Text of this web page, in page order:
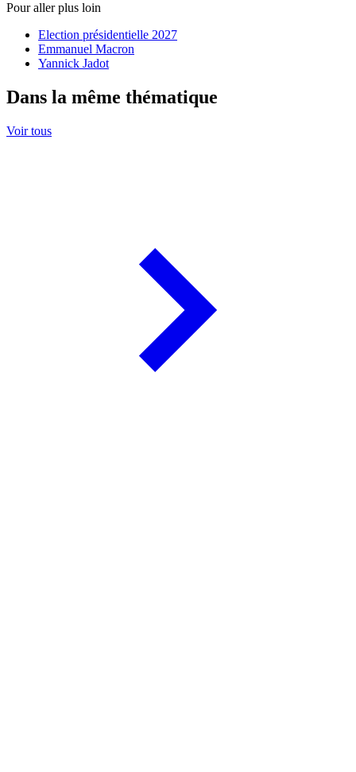
Pour aller plus loin
Election présidentielle 2027
Emmanuel Macron
Yannick Jadot
Dans la même thématique
Voir tous